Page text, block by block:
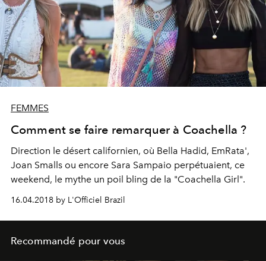
FEMMES
Comment se faire remarquer à Coachella ?
Direction le désert californien, où Bella Hadid, EmRata',
Joan Smalls ou encore Sara Sampaio perpétuaient, ce
weekend, le mythe un poil bling de la "Coachella Girl".
16.04.2018 by L'Officiel Brazil
Recommandé pour vous